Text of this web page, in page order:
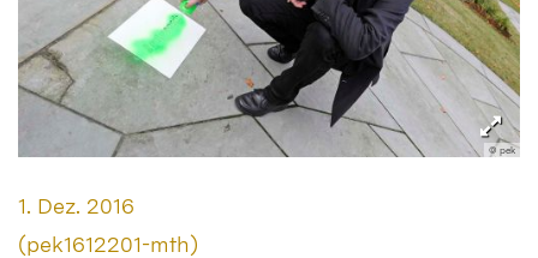
© pek
Datum:
1. Dez. 2016
Von:
(pek1612201-mth)